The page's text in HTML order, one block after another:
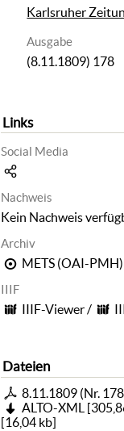
Karlsruher
Ausgabe
(8.11.1809) 178
Links
Social Media
Nachweis
Kein Nachweis
Archiv
METS (OAI-PMH)
IIIF
IIIF-Viewer/
Dateien
8.11.1809 (Nr.
ALTO-XML [
[16,04 kb]